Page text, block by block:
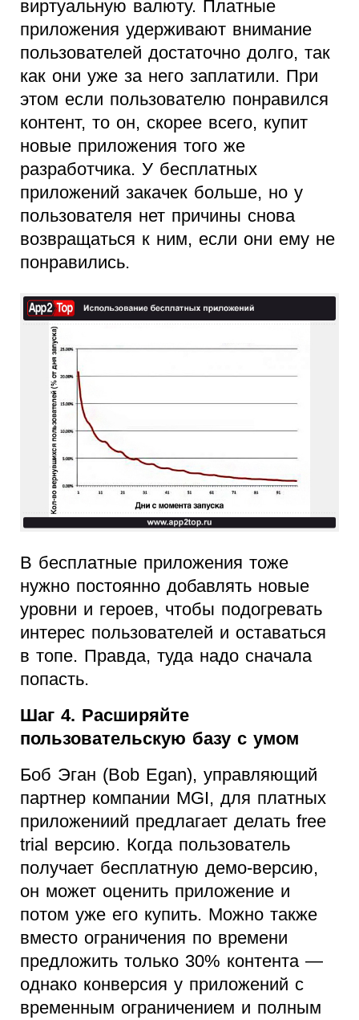
виртуальную валюту. Платные
приложения удерживают внимание
пользователей достаточно долго, так
как они уже за него заплатили. При
этом если пользователю понравился
контент, то он, скорее всего, купит
новые приложения того же
разработчика. У бесплатных
приложений закачек больше, но у
пользователя нет причины снова
возвращаться к ним, если они ему не
понравились.
В бесплатные приложения тоже
нужно постоянно добавлять новые
уровни и героев, чтобы подогревать
интерес пользователей и оставаться
в топе. Правда, туда надо сначала
попасть.
Шаг 4. Расширяйте
пользовательскую базу с умом
Боб Эган (Bob Egan), управляющий
партнер компании MGI, для платных
приложениий предлагает делать free
trial версию. Когда пользователь
получает бесплатную демо-версию,
он может оценить приложение и
потом уже его купить. Можно также
вместо ограничения по времени
предложить только 30% контента —
однако конверсия у приложений с
временным ограничением и полным